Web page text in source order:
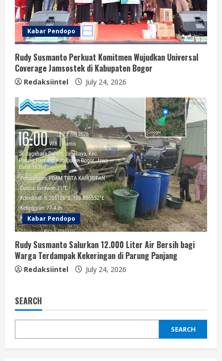
Kabar Pendopo
Rudy Susmanto Perkuat Komitmen Wujudkan Universal
Coverage Jamsostek di Kabupaten Bogor
Redaksiintel July 24, 2026
Kabar Pendopo
Rudy Susmanto Salurkan 12.000 Liter Air Bersih bagi
Warga Terdampak Kekeringan di Parung Panjang
Redaksiintel July 24, 2026
SEARCH
SEARCH